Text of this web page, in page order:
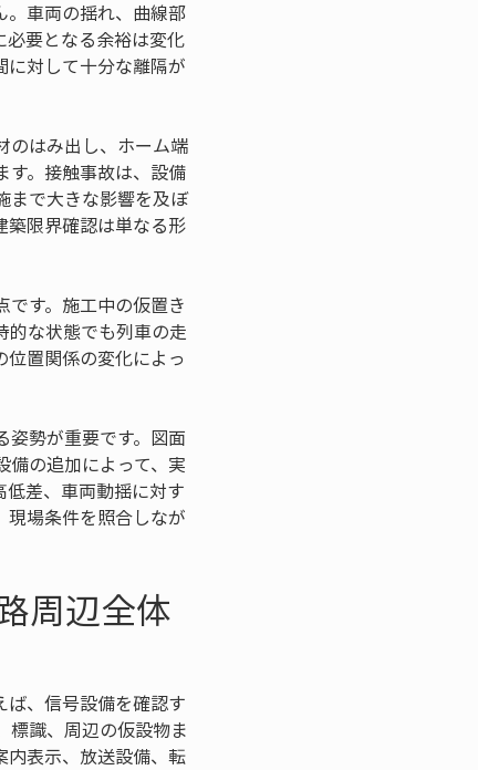
。車両の揺れ、曲線部
必要となる余裕は変化
に対して十分な離隔が
のはみ出し、ホーム端
す。接触事故は、設備
まで大きな影響を及ぼ
築限界確認は単なる形
す。施工中の仮置き
的な状態でも列車の走
置関係の変化によっ
勢が重要です。図面
の追加によって、実
差、車両動揺に対す
現場条件を照合しなが
周辺全体
、信号設備を確認す
標識、周辺の仮設物ま
内表示、放送設備、転